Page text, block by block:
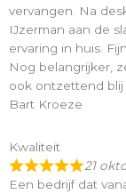
vervangen. Na
IJzerman aan de
ervaring in huis.
Nog belangrijker,
ook ontzettend
Bart Kroeze
Kwaliteit
21
Een bedrijf dat